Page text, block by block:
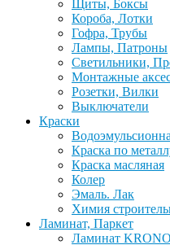
Щиты, Боксы
Короба, Лотки
Гофра, Трубы
Лампы, Патроны
Светильники,
Монтажные
Розетки, Вилки
Выключатели
Краски
Краска по
Краска масляная
Колер
Эмаль. Лак
Химия
Ламинат, Паркет
Ламинат